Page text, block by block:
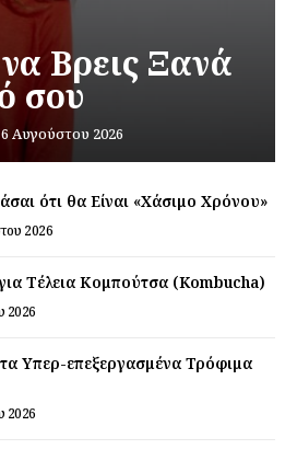
Βρεις Ξανά
σου
6 Αυγούστου 2026
ότι θα Είναι «Χάσιμο Χρόνου»
2026
Τέλεια Κομπούτσα (Kombucha)
2026
Υπερ-επεξεργασμένα Τρόφιμα
2026